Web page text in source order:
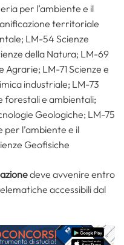
per l’ambiente e il
territoriale
LM-54 Scienze
della Natura; LM-69
Agrarie; LM-71 Scienze e
industriale; LM-73
forestali e ambientali;
Geologiche; LM-75
per l’ambiente e il
Geofisiche
deve avvenire entro
accessibili dal